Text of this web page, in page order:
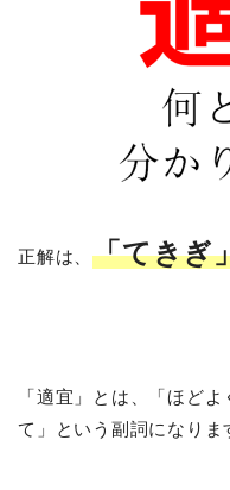
正解は、「てきぎ
「適宜」とは、「ほど
て」という副詞になりま